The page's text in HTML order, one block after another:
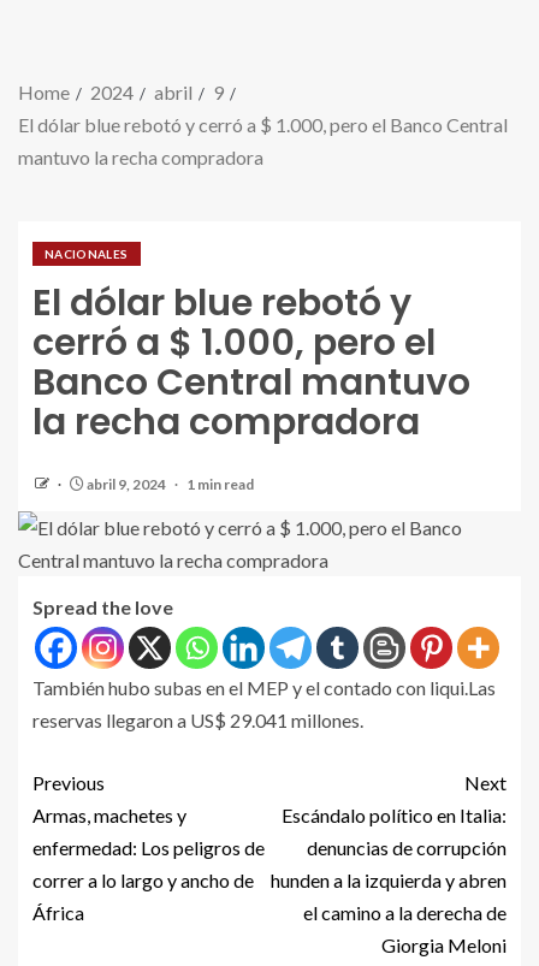
Home 2024 abril
9
El dólar blue rebotó y cerró a $ 1.000, pero el Banco Central
mantuvo la recha compradora
NACIONALES
El dólar blue rebotó y
cerró a $ 1.000, pero el
Banco Central mantuvo
la recha compradora
abril 9, 2024 1 min read
Spread the love
También hubo subas en el MEP y el contado con liqui.Las
reservas llegaron a US$ 29.041 millones.
Previous
Armas, machetes y
enfermedad: Los peligros de
correr a lo largo y ancho de
África
Next
Escándalo político en Italia:
denuncias de corrupción
hunden a la izquierda y abren
el camino a la derecha de
Giorgia Meloni